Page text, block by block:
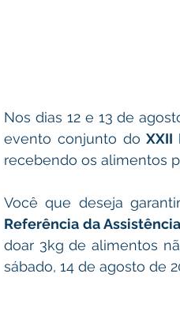
Nos dias 12 e 13 de
evento conjunto do XXII
recebendo os alimentos
Você que deseja
Referência da
doar 3kg de alimentos
sábado, 14 de agosto de